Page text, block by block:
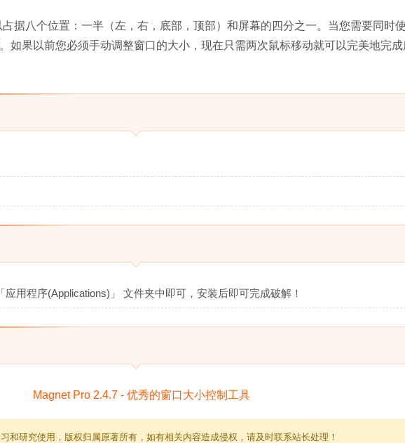
据八个位置：一半（左，右，底部，顶部）和屏幕的四分之一。当您需要同时
如果以前您必须手动调整窗口的大小，现在只需两次鼠标移动就可以完美地完
应用程序(Applications)」 文件夹中即可，安装后即可完成破解！
和研究使用，版权归属原著所有，如有相关内容造成侵权，请及时联系站长处理！